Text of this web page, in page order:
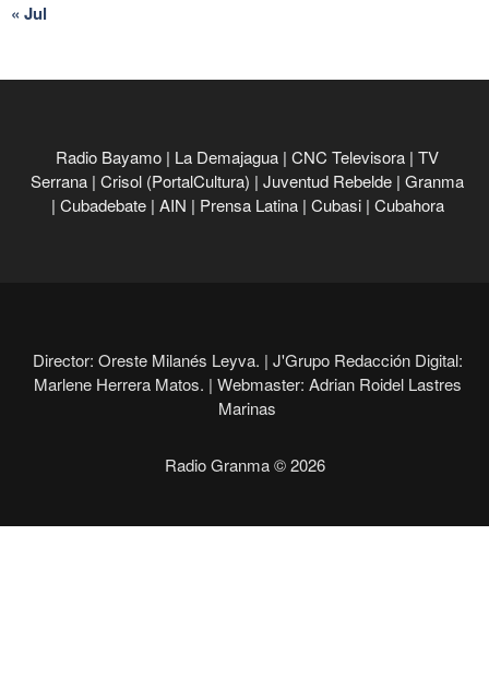
« Jul
Radio Bayamo | La Demajagua | CNC Televisora | TV
Serrana | Crisol (PortalCultura) | Juventud Rebelde | Granma
| Cubadebate | AIN | Prensa Latina | Cubasi | Cubahora
Director: Oreste Milanés Leyva. | J'Grupo Redacción Digital:
Marlene Herrera Matos. | Webmaster: Adrian Roidel Lastres
Marinas
Radio Granma © 2026